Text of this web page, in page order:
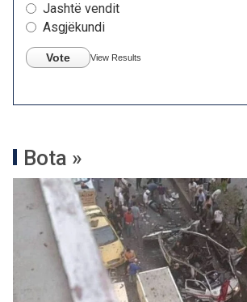
Jashtë vendit
Asgjëkundi
Vote View Results
Bota »